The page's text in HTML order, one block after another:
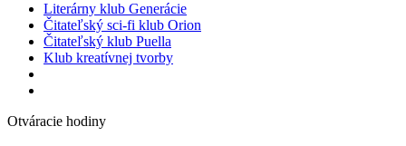
Literárny klub Generácie
Čitateľský sci-fi klub Orion
Čitateľský klub Puella
Klub kreatívnej tvorby
Otváracie hodiny